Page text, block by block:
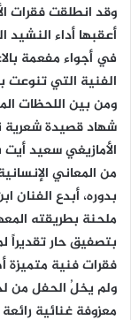
وقد انطلقت فقرات
أعقبها أداء النشيد
في أجواء مفعمة
الفنية التي تنوعت
ومن بين اللحظات
شهاد قصيدة شعرية
الأمازيغي سعيد
من المعاني
بدوره، أبدع
ملحنة بطريقته
بتصفيق حار تقديراً
فقرات فنية متميزة
ولم يخلُ الحفل من
معزوفة غنائية